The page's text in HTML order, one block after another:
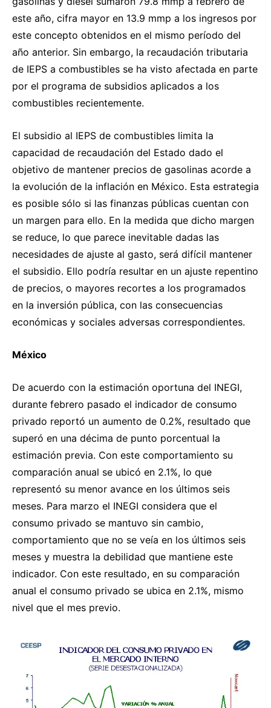
este año, cifra mayor en 13.9 mmp a los ingresos por
este concepto obtenidos en el mismo período del
año anterior. Sin embargo, la recaudación tributaria
de IEPS a combustibles se ha visto afectada en parte
por el programa de subsidios aplicados a los
combustibles recientemente.
El subsidio al IEPS de combustibles limita la
capacidad de recaudación del Estado dado el
objetivo de mantener precios de gasolinas acorde a
la evolución de la inflación en México. Esta estrategia
es posible sólo si las finanzas públicas cuentan con
un margen para ello. En la medida que dicho margen
se reduce, lo que parece inevitable dadas las
necesidades de ajuste al gasto, será difícil mantener
el subsidio. Ello podría resultar en un ajuste repentino
de precios, o mayores recortes a los programados
en la inversión pública, con las consecuencias
económicas y sociales adversas correspondientes.
México
De acuerdo con la estimación oportuna del INEGI,
durante febrero pasado el indicador de consumo
privado reportó un aumento de 0.2%, resultado que
superó en una décima de punto porcentual la
estimación previa. Con este comportamiento su
comparación anual se ubicó en 2.1%, lo que
representó su menor avance en los últimos seis
meses. Para marzo el INEGI considera que el
consumo privado se mantuvo sin cambio,
comportamiento que no se veía en los últimos seis
meses y muestra la debilidad que mantiene este
indicador. Con este resultado, en su comparación
anual el consumo privado se ubica en 2.1%, mismo
nivel que el mes previo.